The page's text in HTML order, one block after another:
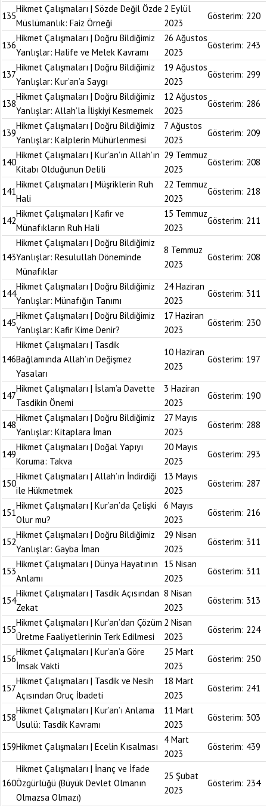
135
Hikmet Çalışmaları | Sözde Değil Özde
Müslümanlık: Faiz Örneği
2 Eylül
2023
Gösterim: 220
136
Hikmet Çalışmaları | Doğru Bildiğimiz
Yanlışlar: Halife ve Melek Kavramı
26 Ağustos
2023
Gösterim: 243
137
Hikmet Çalışmaları | Doğru Bildiğimiz
Yanlışlar: Kur’an’a Saygı
19 Ağustos
2023
Gösterim: 299
138
Hikmet Çalışmaları | Doğru Bildiğimiz
Yanlışlar: Allah’la İlişkiyi Kesmemek
12 Ağustos
2023
Gösterim: 286
139
Hikmet Çalışmaları | Doğru Bildiğimiz
Yanlışlar: Kalplerin Mühürlenmesi
7 Ağustos
2023
Gösterim: 209
140
Hikmet Çalışmaları | Kur’an’ın Allah’ın
Kitabı Olduğunun Delili
29 Temmuz
2023
Gösterim: 208
141
Hikmet Çalışmaları | Müşriklerin Ruh
Hali
22 Temmuz
2023
Gösterim: 218
142
Hikmet Çalışmaları | Kafir ve
Münafıkların Ruh Hali
15 Temmuz
2023
Gösterim: 211
143
Hikmet Çalışmaları | Doğru Bildiğimiz
Yanlışlar: Resulullah Döneminde
Münafıklar
8 Temmuz
2023
Gösterim: 208
144
Hikmet Çalışmaları | Doğru Bildiğimiz
Yanlışlar: Münafığın Tanımı
24 Haziran
2023
Gösterim: 311
145
Hikmet Çalışmaları | Doğru Bildiğimiz
Yanlışlar: Kafir Kime Denir?
17 Haziran
2023
Gösterim: 230
146
Hikmet Çalışmaları | Tasdik
Bağlamında Allah’ın Değişmez
Yasaları
10 Haziran
2023
Gösterim: 197
147
Hikmet Çalışmaları | İslam’a Davette
Tasdikin Önemi
3 Haziran
2023
Gösterim: 190
148
Hikmet Çalışmaları | Doğru Bildiğimiz
Yanlışlar: Kitaplara İman
27 Mayıs
2023
Gösterim: 288
149
Hikmet Çalışmaları | Doğal Yapıyı
Koruma: Takva
20 Mayıs
2023
Gösterim: 293
150
Hikmet Çalışmaları | Allah’ın İndirdiği
ile Hükmetmek
13 Mayıs
2023
Gösterim: 287
151
Hikmet Çalışmaları | Kur’an’da Çelişki
Olur mu?
6 Mayıs
2023
Gösterim: 216
152
Hikmet Çalışmaları | Doğru Bildiğimiz
Yanlışlar: Gayba İman
29 Nisan
2023
Gösterim: 311
153
Hikmet Çalışmaları | Dünya Hayatının
Anlamı
15 Nisan
2023
Gösterim: 311
154
Hikmet Çalışmaları | Tasdik Açısından
Zekat
8 Nisan
2023
Gösterim: 313
155
Hikmet Çalışmaları | Kur’an’dan Çözüm
Üretme Faaliyetlerinin Terk Edilmesi
2 Nisan
2023
Gösterim: 224
156
Hikmet Çalışmaları | Kur’an’a Göre
İmsak Vakti
25 Mart
2023
Gösterim: 250
157
Hikmet Çalışmaları | Tasdik ve Nesih
Açısından Oruç İbadeti
18 Mart
2023
Gösterim: 241
158
Hikmet Çalışmaları | Kur’an’ı Anlama
Usulü: Tasdik Kavramı
11 Mart
2023
Gösterim: 303
159Hikmet Çalışmaları | Ecelin Kısalması
4 Mart
2023
Gösterim: 439
160
Hikmet Çalışmaları | İnanç ve İfade
Özgürlüğü (Büyük Devlet Olmanın
Olmazsa Olmazı)
25 Şubat
2023
Gösterim: 234